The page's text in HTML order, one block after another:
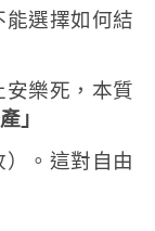
能選擇如何結
安樂死，本質
」
）。這對自由